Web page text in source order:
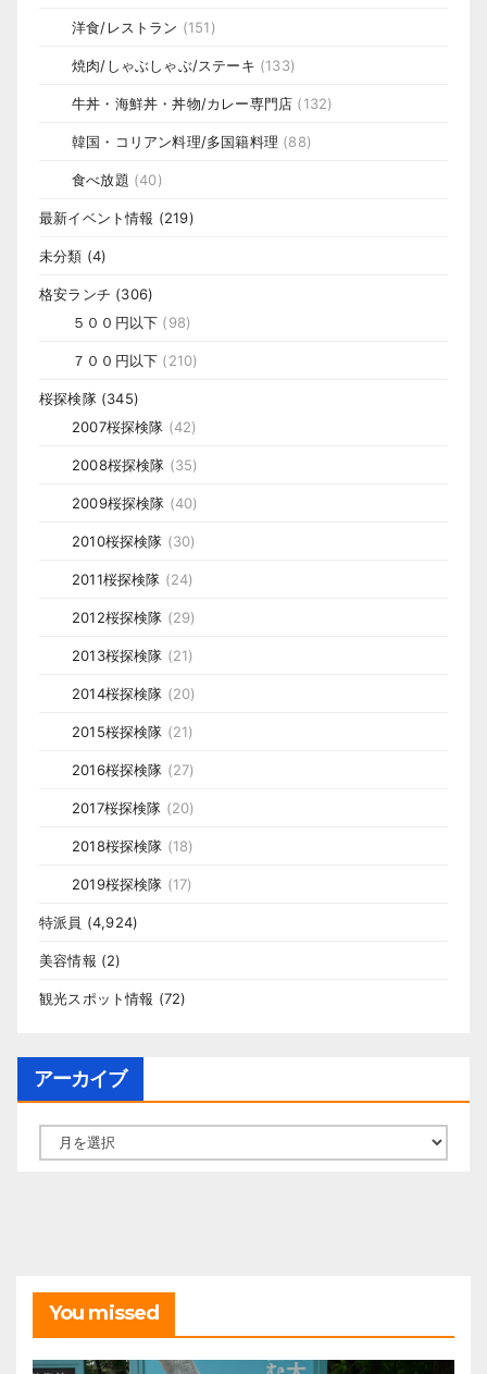
洋食/レストラン (151)
焼肉/しゃぶしゃぶ/ステーキ (133)
牛丼・海鮮丼・丼物/カレー専門店 (132)
韓国・コリアン料理/多国籍料理 (88)
食べ放題 (40)
最新イベント情報 (219)
未分類 (4)
格安ランチ (306)
５００円以下 (98)
７００円以下 (210)
桜探検隊(345)
2007桜探検隊 (42)
2008桜探検隊 (35)
2009桜探検隊 (40)
2010桜探検隊 (30)
2011桜探検隊 (24)
2012桜探検隊 (29)
2013桜探検隊 (21)
2014桜探検隊 (20)
2015桜探検隊 (21)
2016桜探検隊 (27)
2017桜探検隊 (20)
2018桜探検隊 (18)
2019桜探検隊 (17)
特派員 (4,924)
美容情報 (2)
観光スポット情報 (72)
アーカイブ
You missed